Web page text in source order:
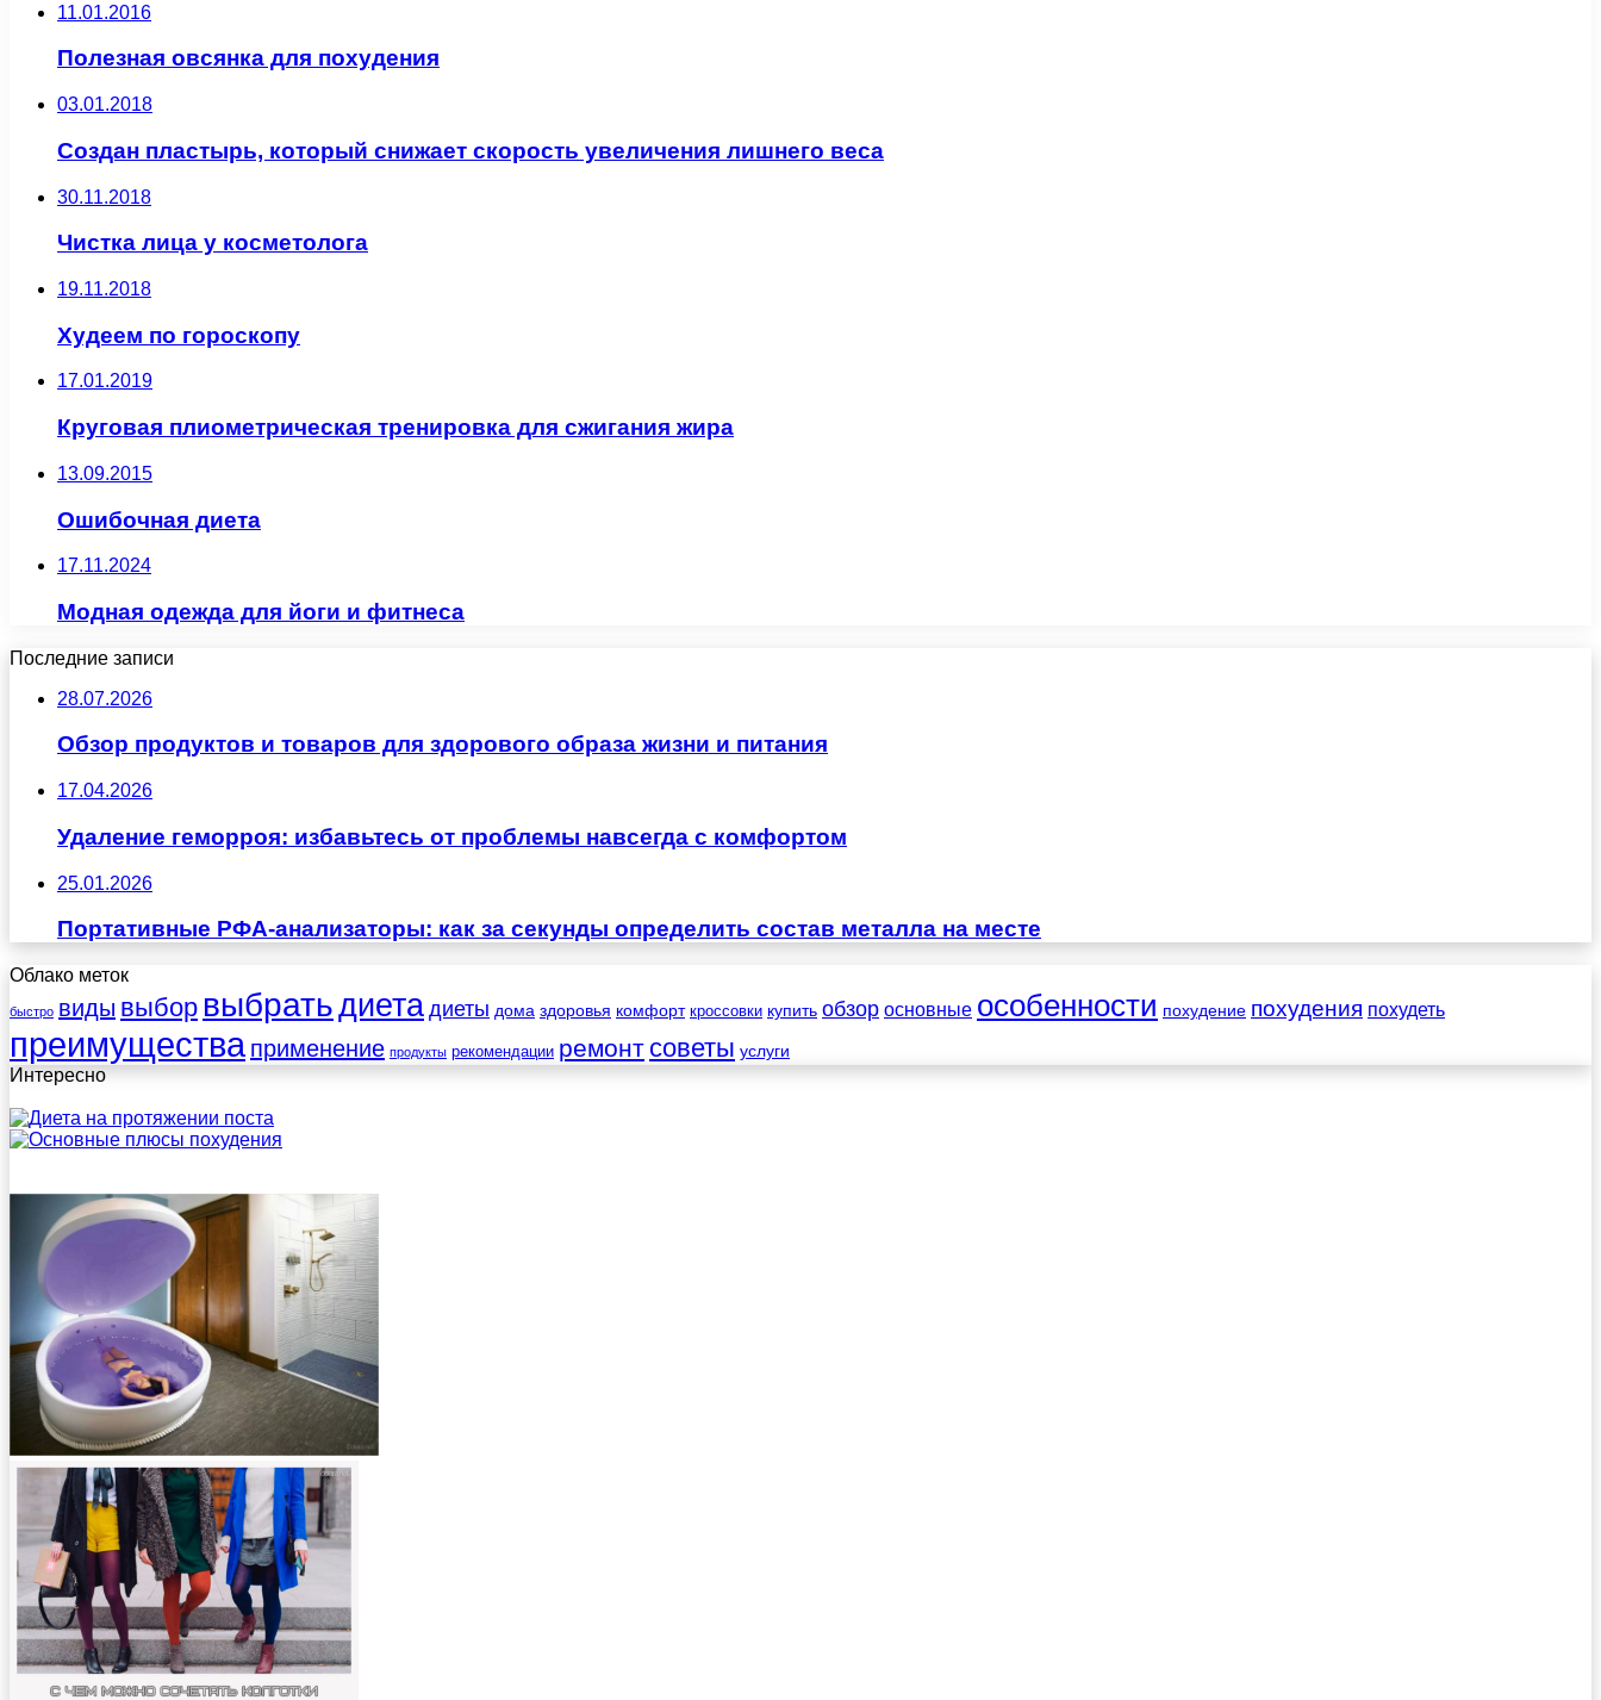
11.01.2016
Полезная овсянка для похудения
03.01.2018
Создан пластырь, который снижает скорость увеличения лишнего веса
30.11.2018
Чистка лица у косметолога
19.11.2018
Худеем по гороскопу
17.01.2019
Круговая плиометрическая тренировка для сжигания жира
13.09.2015
Ошибочная диета
17.11.2024
Модная одежда для йоги и фитнеса
Последние записи
28.07.2026
Обзор продуктов и товаров для здорового образа жизни и питания
17.04.2026
Удаление геморроя: избавьтесь от проблемы навсегда с комфортом
25.01.2026
Портативные РФА-анализаторы: как за секунды определить состав металла на месте
Облако меток
быстро виды выбор выбратьдиета диеты дома здоровья комфорт кроссовки купить обзор основные особенности похудение похудения похудеть
преимущества применение продукты рекомендации ремонт советы услуги
Интересно